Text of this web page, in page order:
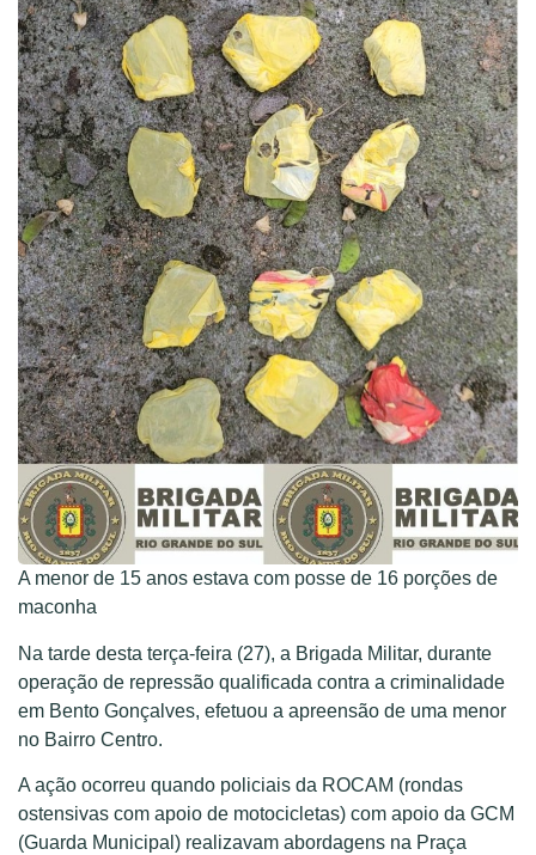
A menor de 15 anos estava com posse de 16 porções de
maconha
Na tarde desta terça-feira (27), a Brigada Militar, durante
operação de repressão qualificada contra a criminalidade
em Bento Gonçalves, efetuou a apreensão de uma menor
no Bairro Centro.
A ação ocorreu quando policiais da ROCAM (rondas
ostensivas com apoio de motocicletas) com apoio da GCM
(Guarda Municipal) realizavam abordagens na Praça